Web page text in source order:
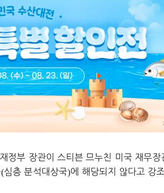
정부 장관이 스티븐 므누친 미국 재무
(심층 분석대상국)에 해당되지 않다고 강